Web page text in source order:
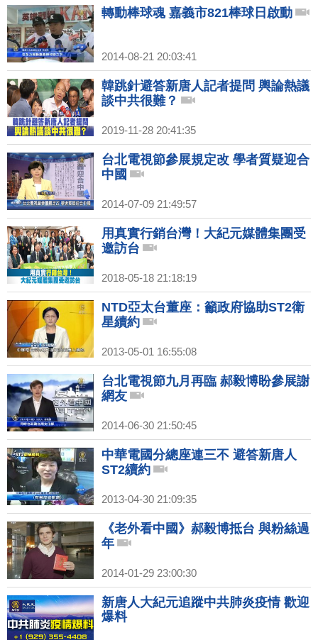
轉動棒球魂 嘉義市821棒球日啟動
2014-08-21 20:03:41
韓跳針避答新唐人記者提問 輿論熱議
談中共很難？
2019-11-28 20:41:35
台北電視節參展規定改 學者質疑迎合
中國
2014-07-09 21:49:57
用真實行銷台灣！大紀元媒體集團受
邀訪台
2018-05-18 21:18:19
NTD亞太台董座：籲政府協助ST2衛
星續約
2013-05-01 16:55:08
台北電視節九月再臨 郝毅博盼參展謝
網友
2014-06-30 21:50:45
中華電國分總座連三不 避答新唐人
ST2續約
2013-04-30 21:09:35
《老外看中國》郝毅博抵台 與粉絲過
年
2014-01-29 23:00:30
新唐人大紀元追蹤中共肺炎疫情 歡迎
爆料